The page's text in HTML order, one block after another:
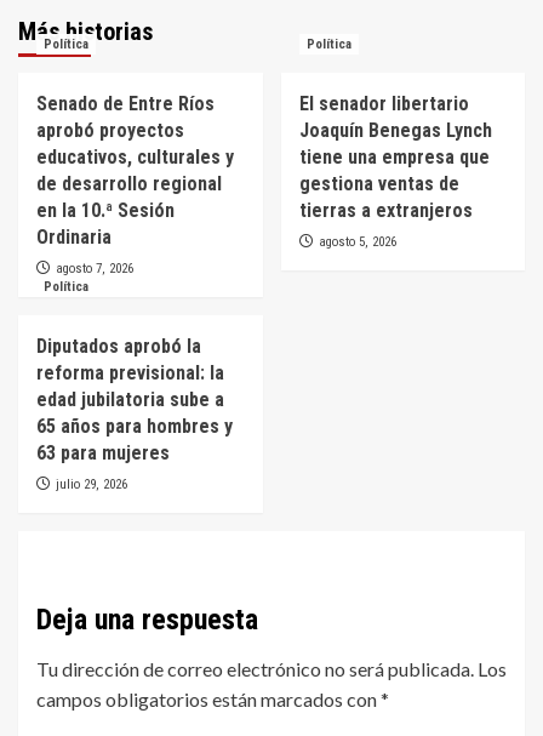
Más historias
Política
Senado de Entre Ríos
aprobó proyectos
educativos, culturales y
de desarrollo regional
en la 10.ª Sesión
Ordinaria
agosto 7, 2026
Política
El senador libertario
Joaquín Benegas Lynch
tiene una empresa que
gestiona ventas de
tierras a extranjeros
agosto 5, 2026
Política
Diputados aprobó la
reforma previsional: la
edad jubilatoria sube a
65 años para hombres y
63 para mujeres
julio 29, 2026
Deja una respuesta
Tu dirección de correo electrónico no será publicada. Los
campos obligatorios están marcados con*